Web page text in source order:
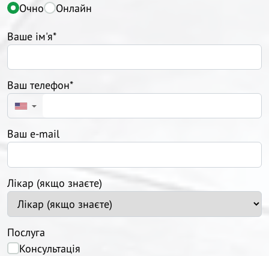
Очно
Онлайн
Ваше ім'я*
Ваш телефон*
▼
Ваш e-mail
Лікар (якщо знаєте)
Послуга
Консультація